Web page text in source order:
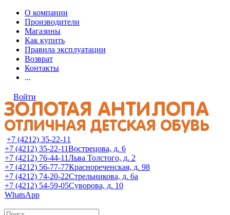
О компании
Производители
Магазины
Как купить
Правила эксплуатации
Возврат
Контакты
...
Войти
+7 (4212) 35-22-11
+7 (4212) 35-22-11Вострецова, д. 6
+7 (4212) 76-44-11Льва Толстого, д. 2
+7 (4212) 56-77-77Краснореченская, д. 98
+7 (4212) 74-20-22Стрельникова, д. 6а
+7 (4212) 54-59-05Суворова, д. 10
WhatsApp